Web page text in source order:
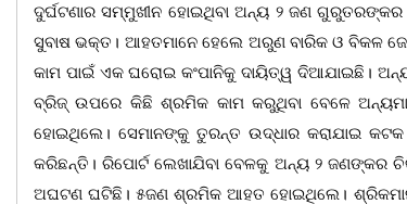
ଦୁର୍ଘଟଣାର ସମ୍ମୁଖୀନ ହୋଇଥିବା ଅନ୍ୟ ୨ ଜଣ
ସୁବାଷ ଭକ୍ତ। ଆହତମାନେ ହେଲେ ଅରୁଣ ବାରିକ ଓ ବିକଳ
କାମ ପାଇଁ ଏକ ଘରୋଇ କଂପାନିକୁ ଦାୟିତ୍ୱ ଦିଆଯାଇଛି।
ବ୍ରିଜ୍ ଉପରେ କିଛି ଶ୍ରମିକ କାମ କରୁଥିବା ବେଳେ
ହୋଇଥିଲେ। ସେମାନଙ୍କୁ ତୁରନ୍ତ ଉଦ୍ଧାର କରାଯାଇ
କରିଛନ୍ତି। ରିପୋର୍ଟ ଲେଖାଯିବା ବେଳକୁ ଅନ୍ୟ ୨ ଜଣଙ୍କର
ଅଘଟଣ ଘଟିଛି। ୫ଜଣ ଶ୍ରମିକ ଆହତ ହୋଇଥିଲେ।